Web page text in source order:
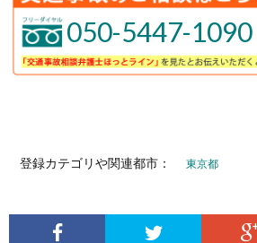
050-5447-1090
登録カテゴリや関連都市： 東京都